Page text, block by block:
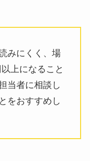
みにくく、場
上になること
当者に相談し
をおすすめし